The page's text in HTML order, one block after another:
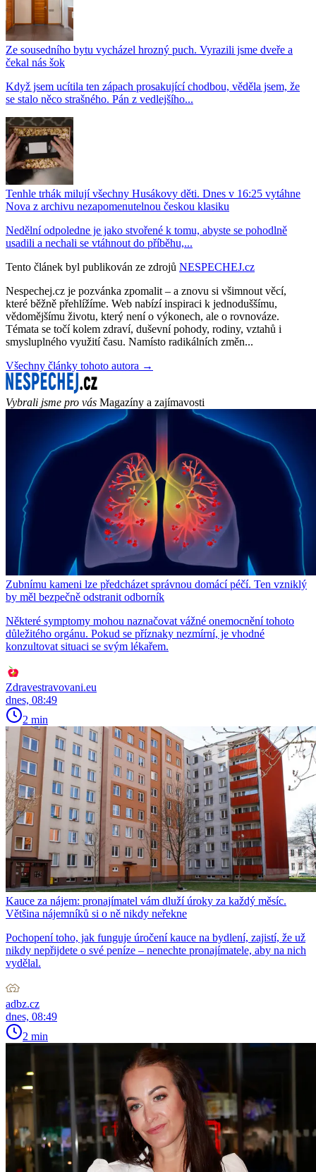
Ze sousedního bytu vycházel hrozný puch. Vyrazili jsme dveře a
čekal nás šok
Když jsem ucítila ten zápach prosakující chodbou, věděla jsem, že
se stalo něco strašného. Pán z vedlejšího...
Tenhle trhák milují všechny Husákovy děti. Dnes v 16:25 vytáhne
Nova z archivu nezapomenutelnou českou klasiku
Nedělní odpoledne je jako stvořené k tomu, abyste se pohodlně
usadili a nechali se vtáhnout do příběhu,...
Tento článek byl publikován ze zdrojů NESPECHEJ.cz
Nespechej.cz je pozvánka zpomalit – a znovu si všimnout věcí,
které běžně přehlížíme. Web nabízí inspiraci k jednoduššímu,
vědomějšímu životu, který není o výkonech, ale o rovnováze.
Témata se točí kolem zdraví, duševní pohody, rodiny, vztahů i
smysluplného využití času. Namísto radikálních změn...
Všechny články tohoto autora →
Vybrali jsme pro vás Magazíny a zajímavosti
Zubnímu kameni lze předcházet správnou domácí péčí. Ten vzniklý
by měl bezpečně odstranit odborník
Některé symptomy mohou naznačovat vážné onemocnění tohoto
důležitého orgánu. Pokud se příznaky nezmírní, je vhodné
konzultovat situaci se svým lékařem.
Zdravestravovani.eu
dnes, 08:49
2 min
Kauce za nájem: pronajímatel vám dluží úroky za každý měsíc.
Většina nájemníků si o ně nikdy neřekne
Pochopení toho, jak funguje úročení kauce na bydlení, zajistí, že už
nikdy nepřijdete o své peníze – nenechte pronajímatele, aby na nich
vydělal.
adbz.cz
dnes, 08:49
2 min